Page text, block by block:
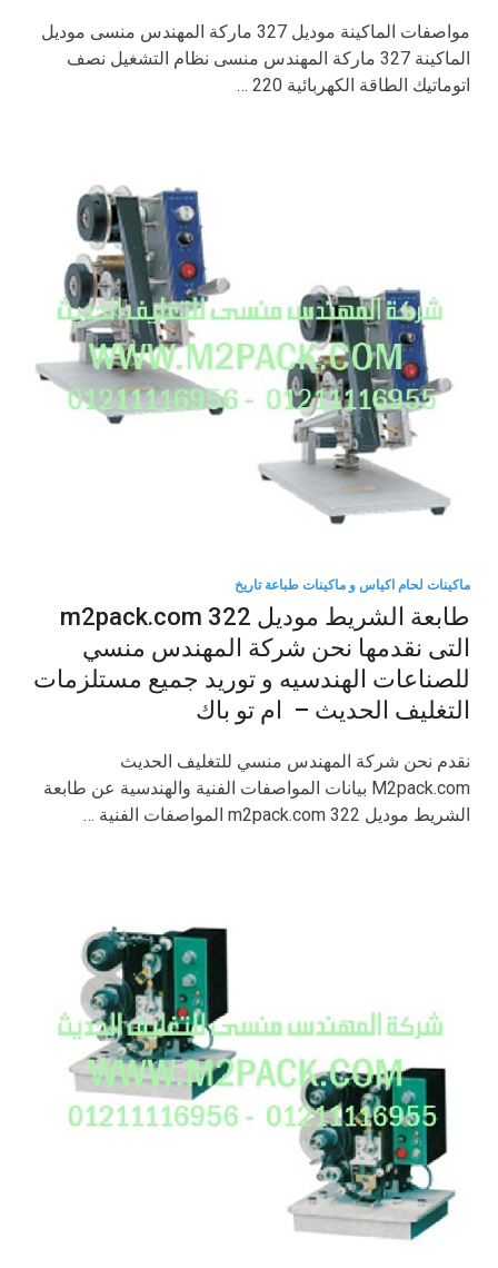
مواصفات الماكينة موديل 327 ماركة المهندس منسى موديل
الماكينة 327 ماركة المهندس منسى نظام التشغيل نصف
اتوماتيك الطاقة الكهربائية 220 …
ماكينات لحام اكياس و ماكينات طباعة تاريخ
طابعة الشريط موديل m2pack.com 322
التى نقدمها نحن شركة المهندس منسي
للصناعات الهندسيه و توريد جميع مستلزمات
التغليف الحديث – ام تو باك
نقدم نحن شركة المهندس منسي للتغليف الحديث
M2pack.com بيانات المواصفات الفنية والهندسية عن طابعة
الشريط موديل m2pack.com 322 المواصفات الفنية …